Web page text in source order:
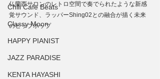
Chill Cafe Beats
Classy Moon
HAPPY PIANIST
JAZZ PARADISE
KENTA HAYASHI
仏蘭西サロンのレトロ空間で奏でられたような新感
覚サウンド、ラッパーShing02との融合が描く未来
のヒップホップ